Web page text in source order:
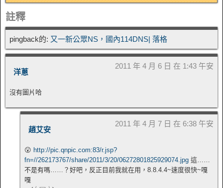
註釋
pingback的: 又一新公眾NS，國內114DNS| 落格
洋蔥
2011 年 4 月 6 日 在 1:43 午安
沒有圖片哈
趙艾安
2011 年 4 月 7 日 在 6:38 午安
😮 http://pic.qnpic.com:83/r.jsp?
fn=//262173767/share/2011/3/20/06272801825929074.jpg 這……
不是有嗎……？好吧，反正目前我就在用，8.8.4.4~速度很快~嘎
嘎